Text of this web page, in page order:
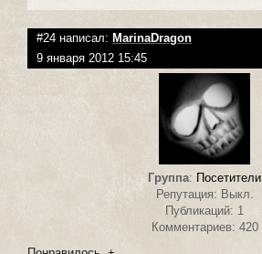
#24 написал: MarinaDragon
9 января 2012 15:45
Группа: Посетители
Репутация: Выкл.
Публикаций: 1
Комментариев: 420